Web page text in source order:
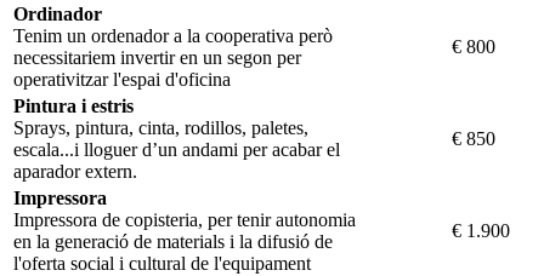
Ordinador
Tenim un ordenador a la cooperativa però
necessitariem invertir en un segon per
operativitzar l'espai d'oficina
€ 800
Pintura i estris
Sprays, pintura, cinta, rodillos, paletes,
escala...i lloguer d’un andami per acabar el
aparador extern.
€ 850
Impressora
Impressora de copisteria, per tenir autonomia
en la generació de materials i la difusió de
l'oferta social i cultural de l'equipament
€ 1.900